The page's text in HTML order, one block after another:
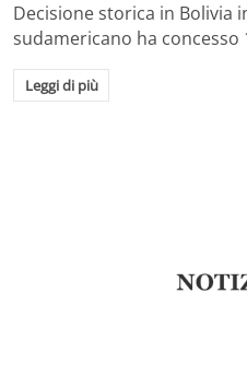
Decisione storica in Bolivia
sudamericano ha
Leggi di più